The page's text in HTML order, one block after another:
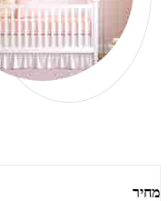
מחיר